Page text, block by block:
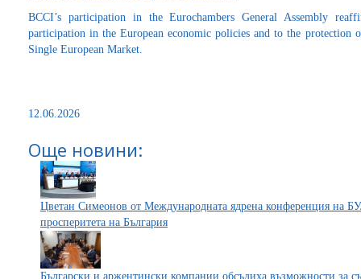
BCCI’s participation in the Eurochambers General Assembly
participation in the European economic policies and to the protection
Single European Market.
12.06.2026
Още новини:
Цветан Симеонов от Международната ядрена конференция на
просперитета на България
Български и аржентински компании обсъдиха възможности за